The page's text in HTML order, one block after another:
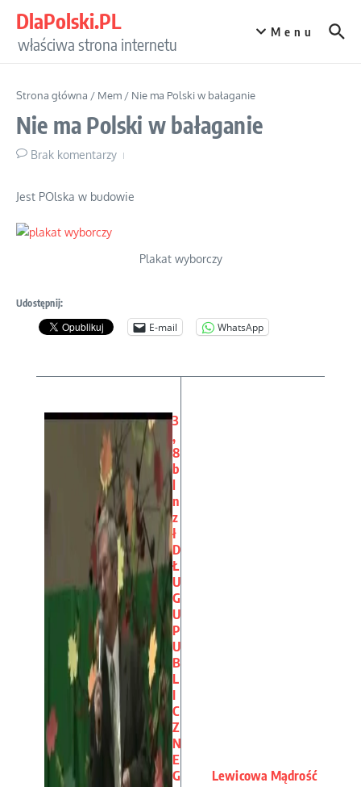
DlaPolski.PL
właściwa strona internetu
Menu
Strona główna / Mem / Nie ma Polski w bałaganie
Nie ma Polski w bałaganie
Brak komentarzy
Jest POlska w budowie
Plakat wyborczy
Udostępnij:
E-mail WhatsApp
3
,
8
b
n
z
ł
D
Ł
U
G
U
P
U
B
L
I
C
Z
N
E
G
Lewicowa Mądrość